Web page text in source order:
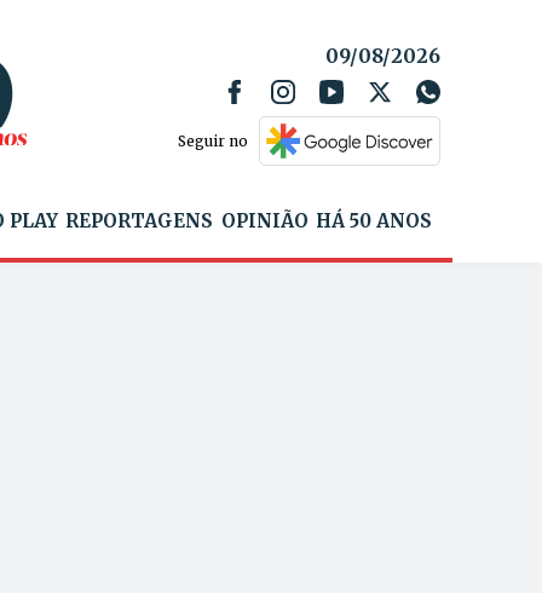
09/08/2026
Seguir no
PLAY REPORTAGENS OPINIÃO HÁ 50 ANOS